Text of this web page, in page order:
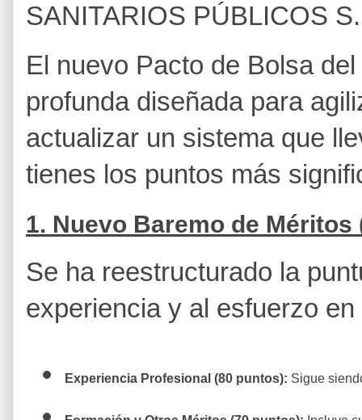
SANITARIOS PÚBLICOS
El nuevo Pacto de Bolsa
profunda diseñada para
actualizar un sistema que
tienes los puntos más
1. Nuevo Baremo de
Se ha reestructurado la
experiencia y al esfuerzo
Experiencia Profesional (80 puntos): Sigue